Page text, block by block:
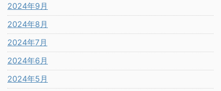
2024年9月
2024年8月
2024年7月
2024年6月
2024年5月